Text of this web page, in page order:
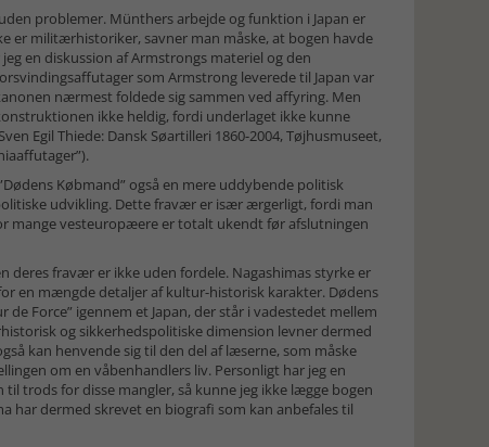
problemer. Münthers arbejde og funktion i Japan er
er militærhistoriker, savner man måske, at bogen havde
en diskussion af Armstrongs materiel og den
som Armstrong leverede til Japan var
nærmest foldede sig sammen ved affyring. Men
ikke heldig, fordi underlaget ikke kunne
Egil Thiede: Dansk Søartilleri 1860-2004, Tøjhusmuseet,
Købmand” også en mere uddybende politisk
udvikling. Dette fravær er især ærgerligt, fordi man
mange vesteuropæere er totalt ukendt før afslutningen
deres fravær er ikke uden fordele. Nagashimas styrke er
en mængde detaljer af kultur-historisk karakter. Dødens
Force” igennem et Japan, der står i vadestedet mellem
og sikkerhedspolitiske dimension levner dermed
kan henvende sig til den del af læserne, som måske
om en våbenhandlers liv. Personligt har jeg en
trods for disse mangler, så kunne jeg ikke lægge bogen
har dermed skrevet en biografi som kan anbefales til